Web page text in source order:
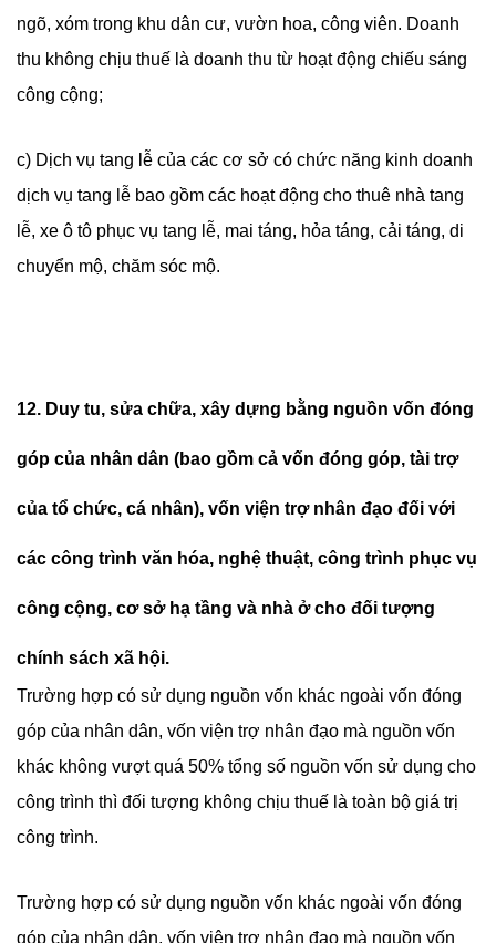
ngõ, xóm trong khu dân cư, vườn hoa, công viên. Doanh
thu không chịu thuế là doanh thu từ hoạt động chiếu sáng
công cộng;
c) Dịch vụ tang lễ của các cơ sở có chức năng kinh doanh
dịch vụ tang lễ bao gồm các hoạt động cho thuê nhà tang
lễ, xe ô tô phục vụ tang lễ, mai táng, hỏa táng, cải táng, di
chuyển mộ, chăm sóc mộ.
12. Duy tu, sửa chữa, xây dựng bằng nguồn vốn đóng
góp của nhân dân (bao gồm cả vốn đóng góp, tài trợ
của tổ chức, cá nhân), vốn viện trợ nhân đạo đối với
các công trình văn hóa, nghệ thuật, công trình phục vụ
công cộng, cơ sở hạ tầng và nhà ở cho đối tượng
chính sách xã hội.
Trường hợp có sử dụng nguồn vốn khác ngoài vốn đóng
góp của nhân dân, vốn viện trợ nhân đạo mà nguồn vốn
khác không vượt quá 50% tổng số nguồn vốn sử dụng cho
công trình thì đối tượng không chịu thuế là toàn bộ giá trị
công trình.
Trường hợp có sử dụng nguồn vốn khác ngoài vốn đóng
góp của nhân dân, vốn viện trợ nhân đạo mà nguồn vốn